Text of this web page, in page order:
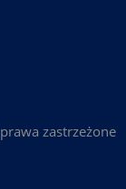
zastrzeżone